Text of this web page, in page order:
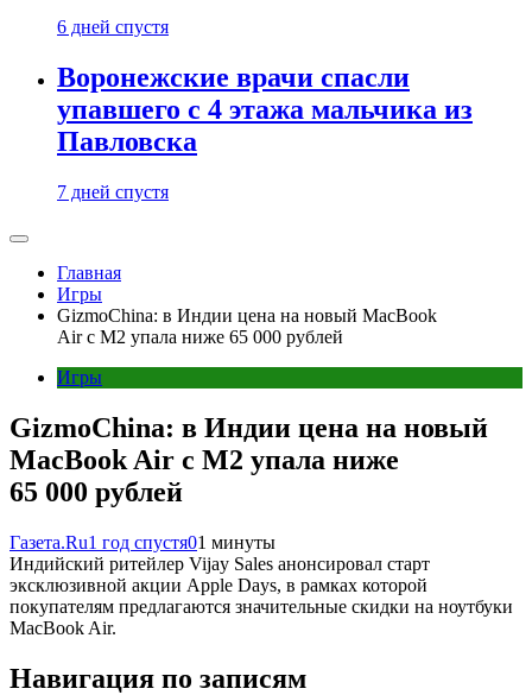
6 дней спустя
Воронежские врачи спасли
упавшего с 4 этажа мальчика из
Павловска
7 дней спустя
Главная
Игры
GizmoChina: в Индии цена на новый MacBook
Air c M2 упала ниже 65 000 рублей
Игры
GizmoChina: в Индии цена на новый
MacBook Air c M2 упала ниже
65 000 рублей
Газета.Ru1 год спустя01 минуты
Индийский ритейлер Vijay Sales анонсировал старт
эксклюзивной акции Apple Days, в рамках которой
покупателям предлагаются значительные скидки на ноутбуки
MacBook Air.
Навигация по записям